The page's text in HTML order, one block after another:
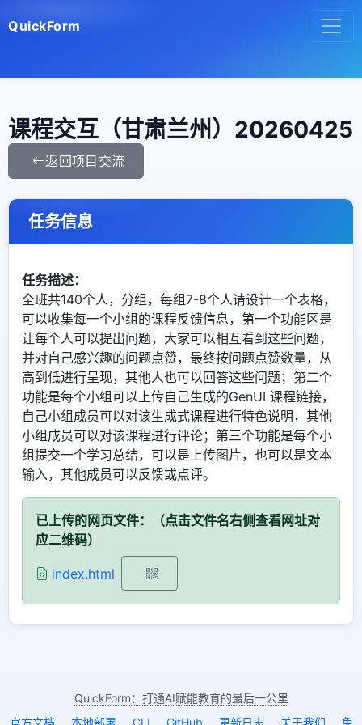
QuickForm
课程交互（甘肃兰州）20260425
返回项目交流
任务信息
任务描述：
全班共140个人，分组，每组7-8个人请设计一个表格，
可以收集每一个小组的课程反馈信息，第一个功能区是
让每个人可以提出问题，大家可以相互看到这些问题，
并对自己感兴趣的问题点赞，最终按问题点赞数量，从
高到低进行呈现，其他人也可以回答这些问题；第二个
功能是每个小组可以上传自己生成的GenUI 课程链接，
自己小组成员可以对该生成式课程进行特色说明，其他
小组成员可以对该课程进行评论；第三个功能是每个小
组提交一个学习总结，可以是上传图片，也可以是文本
输入，其他成员可以反馈或点评。
已上传的网页文件：（点击文件名右侧查看网址对
应二维码）
index.html
QuickForm：打通AI赋能教育的最后一公里
官方文档
本地部署 CLI GitHub 更新日志 关于我们 免